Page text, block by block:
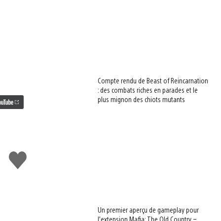
J'aime
Compte rendu de Beast of Reincarnation
: des combats riches en parades et le
plus mignon des chiots mutants
Un premier aperçu de gameplay pour
l’extension Mafia: The Old Country –